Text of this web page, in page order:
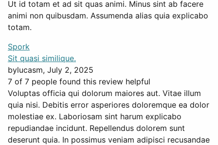
Ut id totam et ad sit quas animi. Minus sint ab facere
animi non quibusdam. Assumenda alias quia explicabo
totam.
Spork
Sit quasi similique.
bylucasm, July 2, 2025
7 of 7 people found this review helpful
Voluptas officia qui dolorum maiores aut. Vitae illum
quia nisi. Debitis error asperiores doloremque ea dolor
molestiae ex. Laboriosam sint harum explicabo
repudiandae incidunt. Repellendus dolorem sunt
deserunt quia. In possimus veniam adipisci recusandae